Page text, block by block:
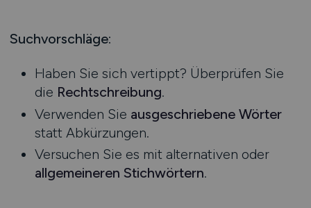
Schienen- / Straßen- / Luft- / Seefracht
Supply Chain Management
Vertrieb / Verkauf / Handel
Zoll / Behörden
Sonstige
Mecklenburg-Vorpommern
Nordrhein-Westfalen
Rheinland-Pfalz
Saarland
Sachsen
Sachsen-Anhalt
Schleswig-Holstein
Suchvorschläge:
Haben Sie sich vertippt? Überprüfen Sie
die Rechtschreibung.
Verwenden Sie ausgeschriebene Wörter
statt Abkürzungen.
Versuchen Sie es mit alternativen oder
allgemeineren Stichwörtern.